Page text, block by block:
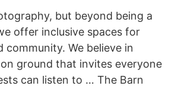
but beyond being a
offer inclusive spaces for
community. We believe in
ground that invites everyone
can listen to … The Barn